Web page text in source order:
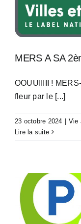
MERS A SA
OOUUIIIII !
fleur par le [...]
23 octobre 2024
Vie
Lire la suite